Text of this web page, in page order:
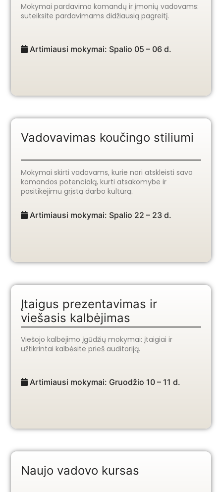
Mokymai pardavimo komandų ir įmonių vadovams:
suteiksite pardavimams didžiausią pagreitį.
Artimiausi mokymai: Spalio 05 – 06 d.
Vadovavimas koučingo stiliumi
Mokymai skirti vadovams, kurie nori atskleisti savo
komandos potencialą, kurti atsakomybe ir
pasitikėjimu grįstą darbo kultūrą.
Artimiausi mokymai: Spalio 22 – 23 d.
Įtaigus prezentavimas ir
viešasis kalbėjimas
Viešojo kalbėjimo įgūdžių mokymai: įtaigiai ir
užtikrintai kalbėsite prieš auditoriją.
Artimiausi mokymai: Gruodžio 10 – 11 d.
Naujo vadovo kursas